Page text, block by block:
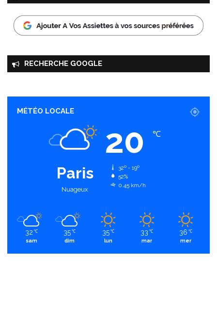
RECHERCHE GOOGLE
MÉTÉO LOCALE
Paris
Nuageux
20 ℃
32º - 19º
52%
0.45 km/h
32 ℃
sam
35 ℃
dim
35 ℃
lun
33 ℃
mar
36 ℃
mer